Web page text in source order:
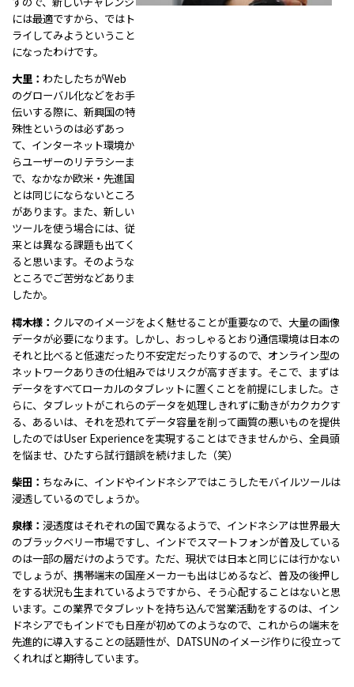
には最適ですから、ではト
ライしてみようということ
になったわけです。
大里： わたしたちがWeb
のグローバル化などをお手
伝いする際に、新興国の特
殊性というのは必ずあっ
て、インターネット環境か
らユーザーのリテラシーま
で、なかなか欧米・先進国
とは同じにならないところ
があります。また、新しい
ツールを使う場合には、従
来とは異なる課題も出てく
ると思います。そのような
ところでご苦労などありま
したか。
樗木様： クルマのイメージをよく魅せることが重要なので、大量の画像
データが必要になります。しかし、おっしゃるとおり通信環境は日本の
それと比べると低速だったり不安定だったりするので、オンライン型の
ネットワークありきの仕組みではリスクが高すぎます。そこで、まずは
データをすべてローカルのタブレットに置くことを前提にしました。さ
らに、タブレットがこれらのデータを処理しきれずに動きがカクカクす
る、あるいは、それを恐れてデータ容量を削って画質の悪いものを提供
したのではUser Experienceを実現することはできませんから、全員頭
を悩ませ、ひたすら試行錯誤を続けました（笑）
柴田： ちなみに、インドやインドネシアではこうしたモバイルツールは
浸透しているのでしょうか。
泉様： 浸透度はそれぞれの国で異なるようで、インドネシアは世界最大
のブラックベリー市場ですし、インドでスマートフォンが普及している
のは一部の層だけのようです。ただ、現状では日本と同じには行かない
でしょうが、携帯端末の国産メーカーも出はじめるなど、普及の後押し
をする状況も生まれているようですから、そう心配することはないと思
います。この業界でタブレットを持ち込んで営業活動をするのは、イン
ドネシアでもインドでも日産が初めてのようなので、これからの端末を
先進的に導入することの話題性が、DATSUNのイメージ作りに役立って
くれればと期待しています。